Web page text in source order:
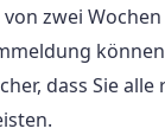
zwei
dass Sie